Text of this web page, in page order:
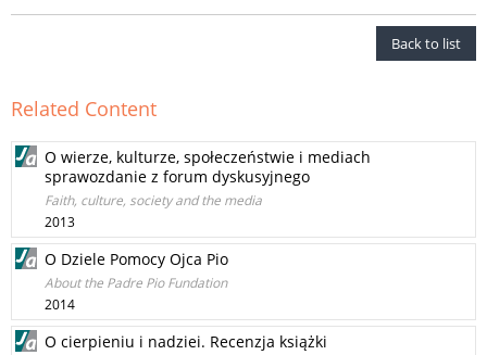
Back to list
Related Content
O wierze, kulturze, społeczeństwie i mediach
sprawozdanie z forum dyskusyjnego
Faith, culture, society and the media
2013
O Dziele Pomocy Ojca Pio
About the Padre Pio Fundation
2014
O cierpieniu i nadziei. Recenzja książki